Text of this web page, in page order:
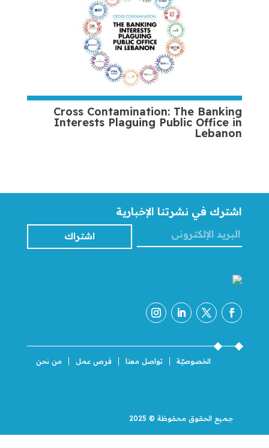
Cross Contamination: The Banking
Interests Plaguing Public Office in
Lebanon
اشترك في نشرتنا الإخبارية
اشتراك
من نحن فرص عمل تواصل معنا الخصوصيّة
جميع الحقوق محفوظة © 2025